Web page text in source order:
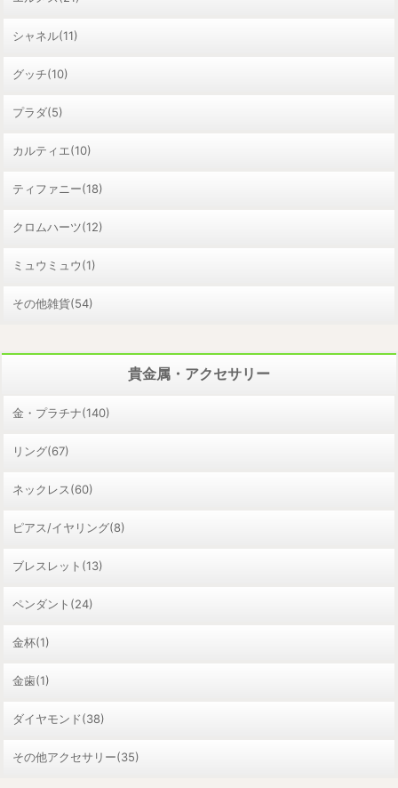
シャネル(11)
グッチ(10)
プラダ(5)
カルティエ(10)
ティファニー(18)
クロムハーツ(12)
ミュウミュウ(1)
その他雑貨(54)
貴金属・アクセサリー
金・プラチナ(140)
リング(67)
ネックレス(60)
ピアス/イヤリング(8)
ブレスレット(13)
ペンダント(24)
金杯(1)
金歯(1)
ダイヤモンド(38)
その他アクセサリー(35)